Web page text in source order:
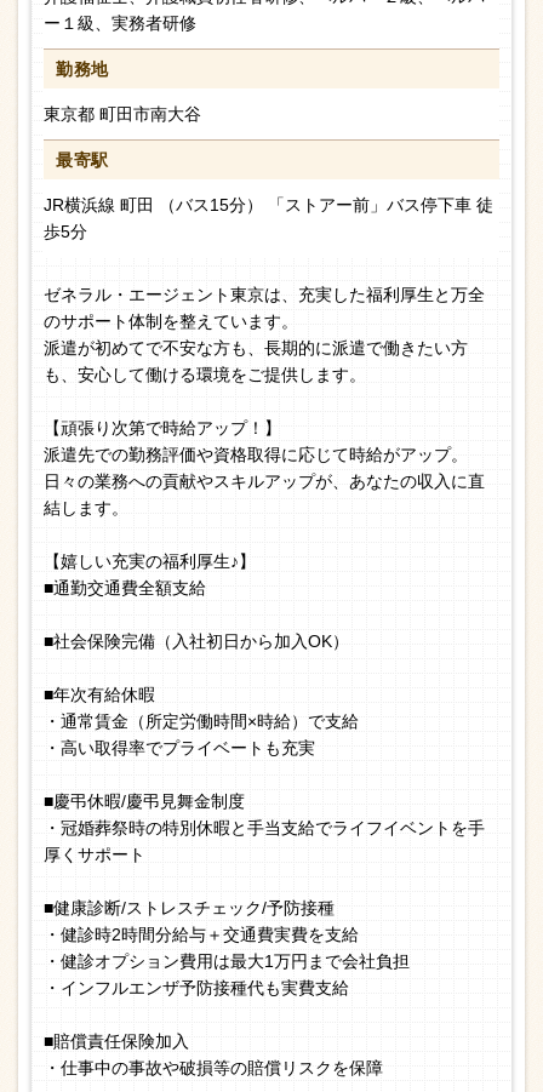
ー１級、実務者研修
勤務地
東京都 町田市南大谷
最寄駅
JR横浜線 町田 （バス15分） 「ストアー前」バス停下車 徒
歩5分
ゼネラル・エージェント東京は、充実した福利厚生と万全
のサポート体制を整えています。
派遣が初めてで不安な方も、長期的に派遣で働きたい方
も、安心して働ける環境をご提供します。
【頑張り次第で時給アップ！】
派遣先での勤務評価や資格取得に応じて時給がアップ。
日々の業務への貢献やスキルアップが、あなたの収入に直
結します。
【嬉しい充実の福利厚生♪】
■通勤交通費全額支給
■社会保険完備（入社初日から加入OK）
■年次有給休暇
・通常賃金（所定労働時間×時給）で支給
・高い取得率でプライベートも充実
■慶弔休暇/慶弔見舞金制度
・冠婚葬祭時の特別休暇と手当支給でライフイベントを手
厚くサポート
■健康診断/ストレスチェック/予防接種
・健診時2時間分給与＋交通費実費を支給
・健診オプション費用は最大1万円まで会社負担
・インフルエンザ予防接種代も実費支給
■賠償責任保険加入
・仕事中の事故や破損等の賠償リスクを保障